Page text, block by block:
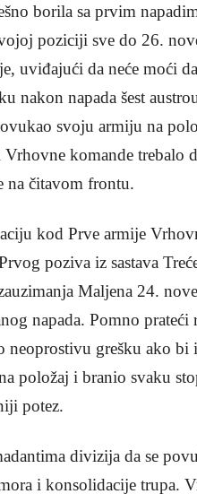
borila sa prvim
poziciji sve do 26.
uviđajući da neće moći
nakon napada šest
svoju armiju na
komande trebalo
na čitavom frontu.
kod Prve armije
poziva iz sastava
Maljena 24.
napada. Pomno
neoprostivu grešku ako
položaj i branio svaku
potez.
divizija da se
i konsolidacije trupa.